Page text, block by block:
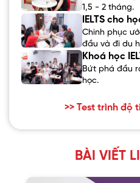
1,5 - 2 tháng.
IELTS cho
Chinh phục
đầu và đi du
Khoá học
Bứt phá đầu
học.
>> Test trình độ
BÀI VIẾT